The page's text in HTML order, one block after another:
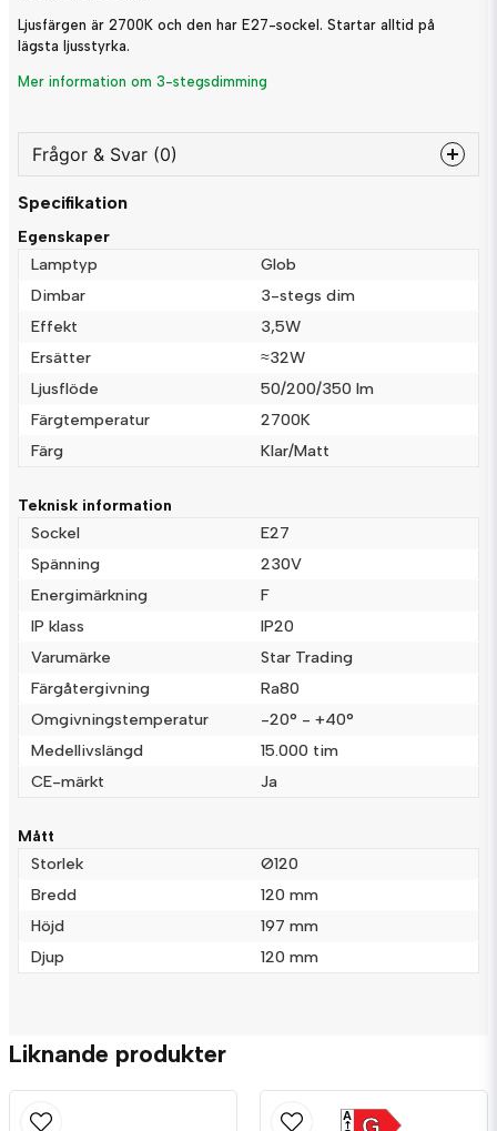
Ljusfärgen är 2700K och den har E27-sockel. Startar alltid på
lägsta ljusstyrka.
Mer information om 3-stegsdimming
Frågor & Svar (0)
question
nameNamn
email
Mejladress
Ja, ni får publicera min fråga
Skicka fråga
Specifikation
Egenskaper
Lamptyp
Glob
Dimbar
3-stegs dim
Effekt
3,5W
Ersätter
≈32W
Ljusflöde
50/200/350 lm
Färgtemperatur
2700K
Färg
Klar/Matt
Teknisk information
Sockel
E27
Spänning
230V
Energimärkning
F
IP klass
IP20
Varumärke
Star Trading
Färgåtergivning
Ra80
Omgivningstemperatur
-20° - +40°
Medellivslängd
15.000 tim
CE-märkt
Ja
Mått
Storlek
Ø120
Bredd
120 mm
Höjd
197 mm
Djup
120 mm
Liknande produkter
A